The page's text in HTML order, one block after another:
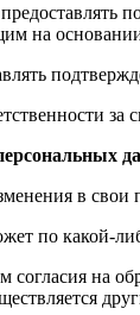
на
в свои
по какой-
согласия на